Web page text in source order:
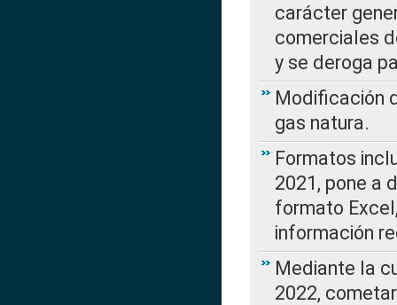
carácter
comerciales
y se deroga
Modificación
gas natura.
Formatos
2021, pone a
formato
información
Mediante la
2022,